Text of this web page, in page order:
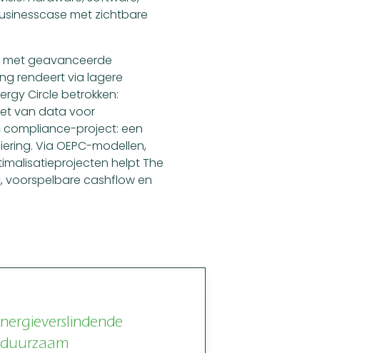
met zichtbare
met geavanceerde
rendeert via lagere
Circle betrokken:
van data voor
compliance-project: een
Via OEPC-modellen,
helpt The
voorspelbare cashflow en